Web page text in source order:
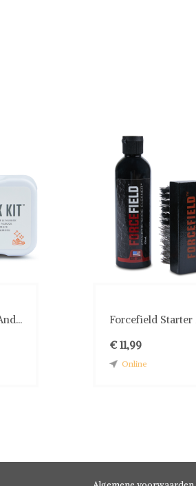
Forcefield Starter
€ 11,99
Online